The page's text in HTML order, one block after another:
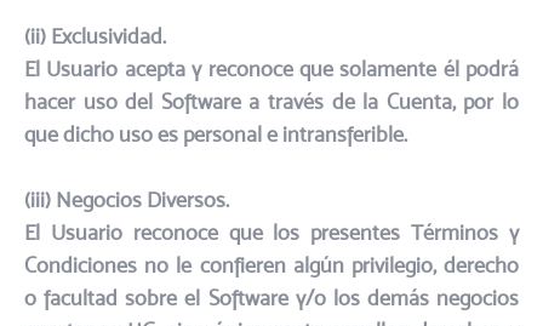
(ii) Exclusividad.​
El Usuario acepta y reconoce que solamente él podrá
hacer uso del Software a través de la Cuenta, por lo
que dicho uso es personal e intransferible.
​(iii) Negocios Diversos.​
El Usuario reconoce que los presentes Términos y
Condiciones no le confieren algún privilegio, derecho
o facultad sobre el Software y/o los demás negocios